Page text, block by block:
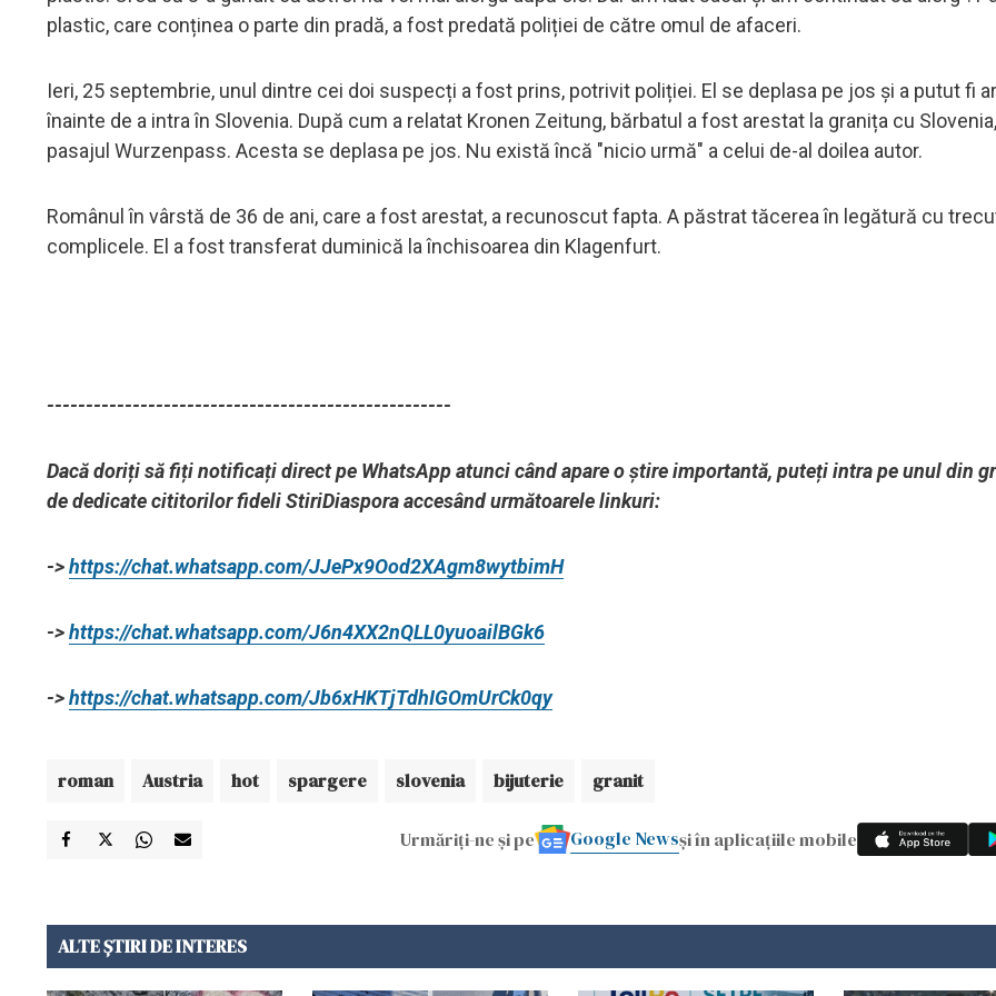
plastic, care conținea o parte din pradă, a fost predată poliției de către omul de afaceri.
Ieri, 25 septembrie, unul dintre cei doi suspecți a fost prins, potrivit poliției. El se deplasa pe jos și a putut fi
înainte de a intra în Slovenia. După cum a relatat Kronen Zeitung, bărbatul a fost arestat la granița cu
pasajul Wurzenpass. Acesta se deplasa pe jos. Nu există încă "nicio urmă" a celui de-al doilea autor.
Românul în vârstă de 36 de ani, care a fost arestat, a recunoscut fapta. A păstrat tăcerea în legătură cu
complicele. El a fost transferat duminică la închisoarea din Klagenfurt.
----------------------------------------------------
Dacă doriți să fiți notificați direct pe WhatsApp atunci când apare o știre importantă, puteți intra pe unul din
de dedicate cititorilor fideli StiriDiaspora accesând următoarele linkuri:
->https://chat.whatsapp.com/JJePx9Ood2XAgm8wytbimH
->https://chat.whatsapp.com/J6n4XX2nQLL0yuoailBGk6
->https://chat.whatsapp.com/Jb6xHKTjTdhIGOmUrCk0qy
roman Austria hot spargere slovenia bijuterie granit
Urmăriți-ne și pe Google Newsși în aplicațiile mobile
ALTE ȘTIRI DE INTERES